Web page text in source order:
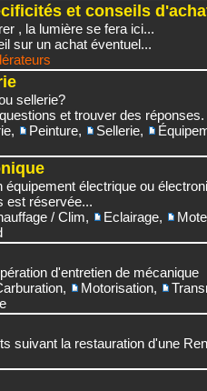
et conseils
, la lumière se fera ici...
sur un achat éventuel...
sellerie?
et trouver des réponses.
, Peinture, Sellerie,
électrique ou
est réservée...
/ Clim, Eclairage,
d'entretien de mécanique
, Motorisation,
suivant la restauration d'une